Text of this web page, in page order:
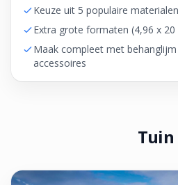
Keuze uit 5 populaire
Extra grote formaten (4,96 x
Maak compleet met
accessoires
Tuin